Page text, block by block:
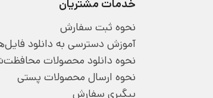
خدمات مشتریان
نحوه ثبت سفارش
آموزش دسترسی به دانلود
نحوه دانلود محصولات
نحوه ارسال محصولات پستی
پیگیری سفارش